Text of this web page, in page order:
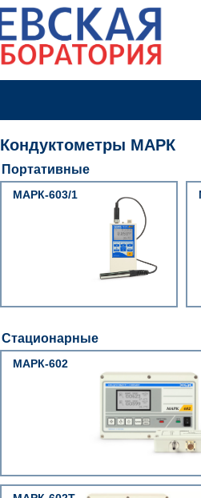
Кондуктометры МАРК
Портативные
МАРК-603/1
Стационарные
МАРК-602